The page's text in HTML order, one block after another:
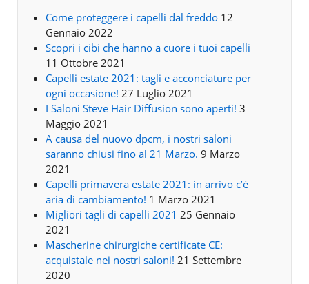
Come proteggere i capelli dal freddo 12
Gennaio 2022
Scopri i cibi che hanno a cuore i tuoi capelli
11 Ottobre 2021
Capelli estate 2021: tagli e acconciature per
ogni occasione! 27 Luglio 2021
I Saloni Steve Hair Diffusion sono aperti! 3
Maggio 2021
A causa del nuovo dpcm, i nostri saloni
saranno chiusi fino al 21 Marzo. 9 Marzo
2021
Capelli primavera estate 2021: in arrivo c’è
aria di cambiamento! 1 Marzo 2021
Migliori tagli di capelli 2021 25 Gennaio
2021
Mascherine chirurgiche certificate CE:
acquistale nei nostri saloni! 21 Settembre
2020